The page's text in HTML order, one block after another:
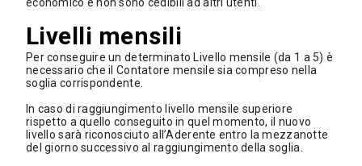
Livelli mensili
Per conseguire un determinato Livello mensile (da 1 a 5) è
necessario che il Contatore mensile sia compreso nella
soglia corrispondente.
In caso di raggiungimento livello mensile superiore
rispetto a quello conseguito in quel momento, il nuovo
livello sarà riconosciuto all’Aderente entro la mezzanotte
del giorno successivo al raggiungimento della soglia.